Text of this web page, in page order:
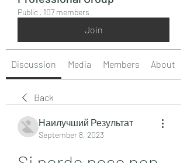
Public · 107 members
Join
Discussion Media Members About
Back
Наилучший Результат
September 8, 2023